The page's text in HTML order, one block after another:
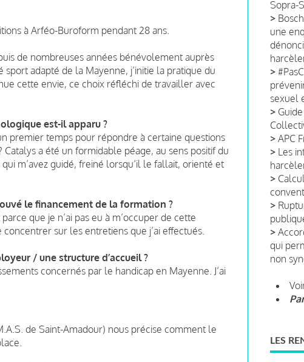
à Arféo-Buroform pendant 28 ans.
de nombreuses années bénévolement auprès
adapté de la Mayenne, j’initie la pratique du
cette envie, ce choix réfléchi de travailler avec
est-il apparu ?
premier temps pour répondre à certaine questions
a été un formidable péage, au sens positif du
m’avez guidé, freiné lorsqu’il le fallait, orienté et
le financement de la formation ?
que je n’ai pas eu à m’occuper de cette
sur les entretiens que j’ai effectués.
/ une structure d’accueil ?
concernés par le handicap en Mayenne. J’ai
de Saint-Amadour) nous précise comment le
Sopra-
>
une
>
sexuel
>
> APC
> Les
>
>
>
qui
non
LES